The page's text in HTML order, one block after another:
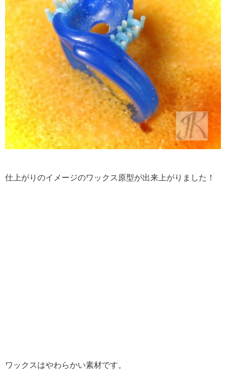
仕上がりのイメージのワックス原型が出来上がりました！
ワックスはやわらかい素材です。